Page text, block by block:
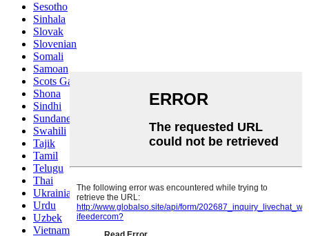
Sesotho
Sinhala
Slovak
Slovenian
Somali
Samoan
Scots Gaelic
Shona
Sindhi
Sundanese
Swahili
Tajik
Tamil
Telugu
Thai
Ukrainian
Urdu
Uzbek
Vietnamese